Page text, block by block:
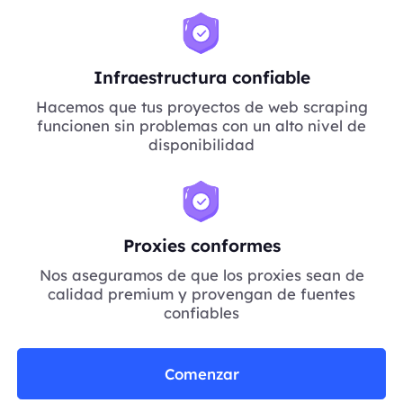
Infraestructura confiable
Hacemos que tus proyectos de web scraping
funcionen sin problemas con un alto nivel de
disponibilidad
Proxies conformes
Nos aseguramos de que los proxies sean de
calidad premium y provengan de fuentes
confiables
Comenzar